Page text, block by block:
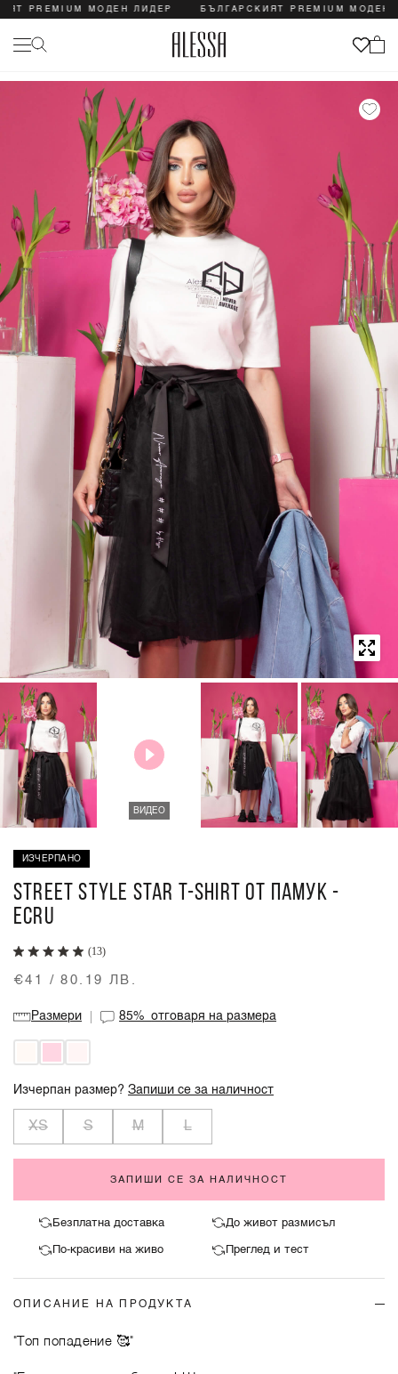
МОДЕН ЛИДЕР БЪЛГАРСКИЯТ PREMIUM МОДЕН
ВИДЕО
ИЗЧЕРПАНО
STREET STYLE STAR T-SHIRT ОТ ПАМУК -
ECRU
(13)
€41 / 80.19 ЛВ.
Размери 85%отговаря на размера
Изчерпан размер?Запиши се за наличност
XS S M L
ЗАПИШИ СЕ ЗА НАЛИЧНОСТ
Безплатна доставка До живот размисъл
По-красиви на живо Преглед и тест
ОПИСАНИЕ НА ПРОДУКТА
"Топ попадение 🥰"